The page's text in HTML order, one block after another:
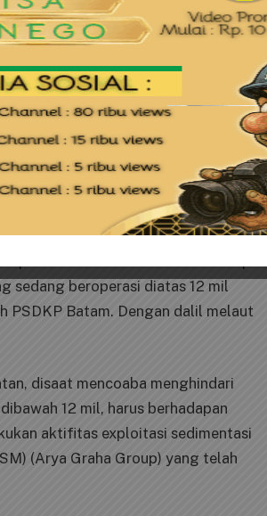
bisa dirubah-rubah. Wilayah tangkap
kita pertimbangkan. Secara politis,
Presiden. Tolong lah kasi
terang Iman.
ini, seperti angin lalu. Diskresi atau
PSDKP Batam. Malah beberpa
sedang beroperasi diatas 12 mil
PSDKP Batam. Dengan dalil melaut
disaat mencoaba menghindari
12 mil, harus berhadapan
aktifitas exploitasi sedimentasi
(Arya Graha Group) yang telah